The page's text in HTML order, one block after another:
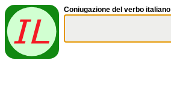
Coniugazione del verbo italiano